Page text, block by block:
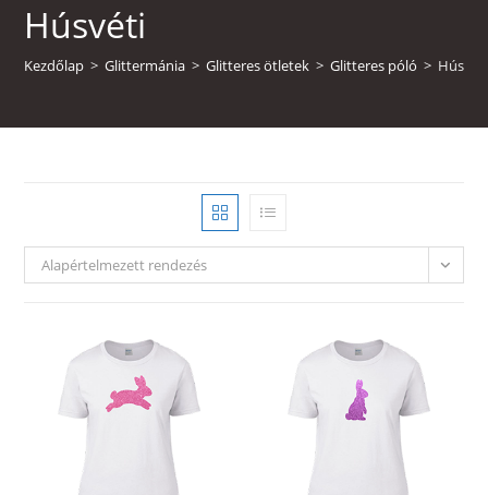
Húsvéti
Kezdőlap > Glittermánia > Glitteres ötletek > Glitteres póló > Húsvéti
Alapértelmezett rendezés